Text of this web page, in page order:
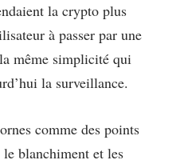
la crypto plus
à passer par une
même simplicité qui
la surveillance.
comme des points
le blanchiment et les